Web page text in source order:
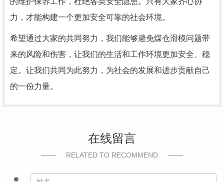
力，才能构建一个更加安全可靠的社会环境。
希望通过大家的共同努力，我们能够避免煤仓滑模问题带
来的风险和伤害，让我们的生活和工作环境更加安全、稳
定。让我们共同为此努力，为社会的发展和进步贡献自己
的一份力量。
在线留言
RELATED TO RECOMMEND